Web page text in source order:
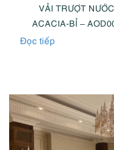
VẢI TRƯỢT NƯỚC
ACACIA-BỈ –
Đọc tiếp